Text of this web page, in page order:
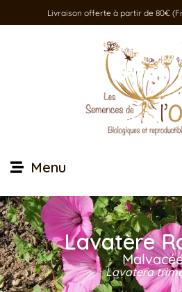
Livraison offerte à partir de 80€
Menu
Lavatère
Lavatera